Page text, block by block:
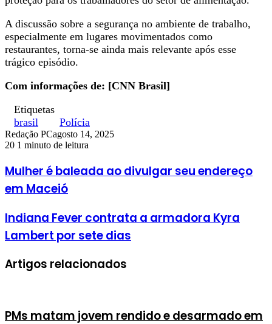
A discussão sobre a segurança no ambiente de trabalho,
especialmente em lugares movimentados como
restaurantes, torna-se ainda mais relevante após esse
trágico episódio.
Com informações de: [CNN Brasil]
Etiquetas
brasil
Polícia
Redação PCagosto 14, 2025
20 1 minuto de leitura
Mulher é baleada ao divulgar seu endereço
em Maceió
Indiana Fever contrata a armadora Kyra
Lambert por sete dias
Artigos relacionados
PMs matam jovem rendido e desarmado em